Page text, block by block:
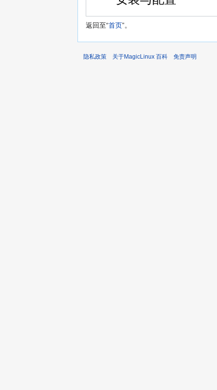
返回至“首页”。
隐私政策 关于MagicLinux 百科 免责声明